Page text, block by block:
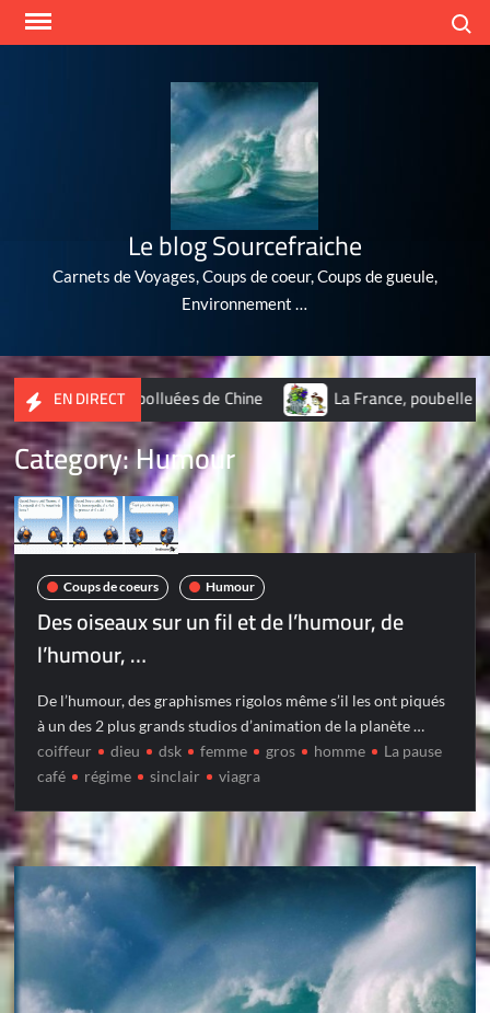
Skip
Le blog Sourcefraiche
Carnets de Voyages, Coups de coeur, Coups de gueule,
Environnement …
EN DIRECT
les plus polluées de Chine La France, poubelle du
Category:Humour
Coups de coeurs Humour
Des oiseaux sur un fil et de l’humour, de
l’humour, …
De l’humour, des graphismes rigolos même s’il les ont piqués
à un des 2 plus grands studios d’animation de la planète …
coiffeur
dieu dsk femme gros homme
La pause
café
régime sinclair viagra